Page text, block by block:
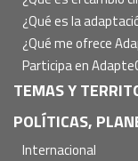
¿Qué es la
¿Qué me ofrece
Participa en
TEMAS Y
POLÍTICAS,
Internacional